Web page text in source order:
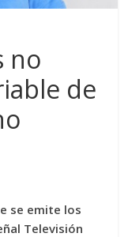
no
de
se emite los
Televisión